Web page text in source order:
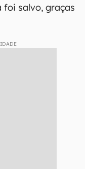
foi salvo, graças